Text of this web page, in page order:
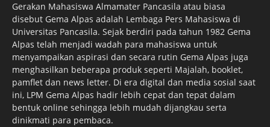
Gerakan Mahasiswa Almamater Pancasila atau biasa
disebut Gema Alpas adalah Lembaga Pers Mahasiswa di
Universitas Pancasila. Sejak berdiri pada tahun 1982 Gema
Alpas telah menjadi wadah para mahasiswa untuk
menyampaikan aspirasi dan secara rutin Gema Alpas juga
menghasilkan beberapa produk seperti Majalah, booklet,
pamflet dan news letter. Di era digital dan media sosial saat
ini, LPM Gema Alpas hadir lebih cepat dan tepat dalam
bentuk online sehingga lebih mudah dijangkau serta
dinikmati para pembaca.